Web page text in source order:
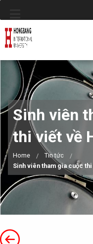
Sinh viên
thi viết về
Home
Tin tức
Sinh viên tham gia cuộc